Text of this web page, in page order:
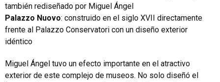
también rediseñado por Miguel Ángel
Palazzo Nuovo: construido en el siglo XVII directamente
frente al Palazzo Conservatori con un diseño exterior
idéntico
Miguel Ángel tuvo un efecto importante en el atractivo
exterior de este complejo de museos. No solo diseñó el